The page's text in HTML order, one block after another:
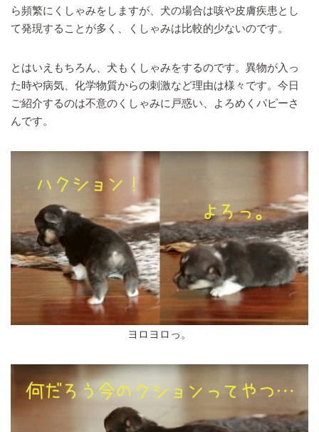
ら頻繁にくしゃみをしますが、犬の場合は咳や皮膚疾患とし
て発現することが多く、くしゃみは比較的少ないのです。
とはいえもちろん、犬もくしゃみをするのです。異物が入っ
た時や病気、化学物質からの刺激など理由は様々です。今日
ご紹介するのは不意のくしゃみに戸惑い、よろめくパピーさ
んです。
ヨロヨロっ。